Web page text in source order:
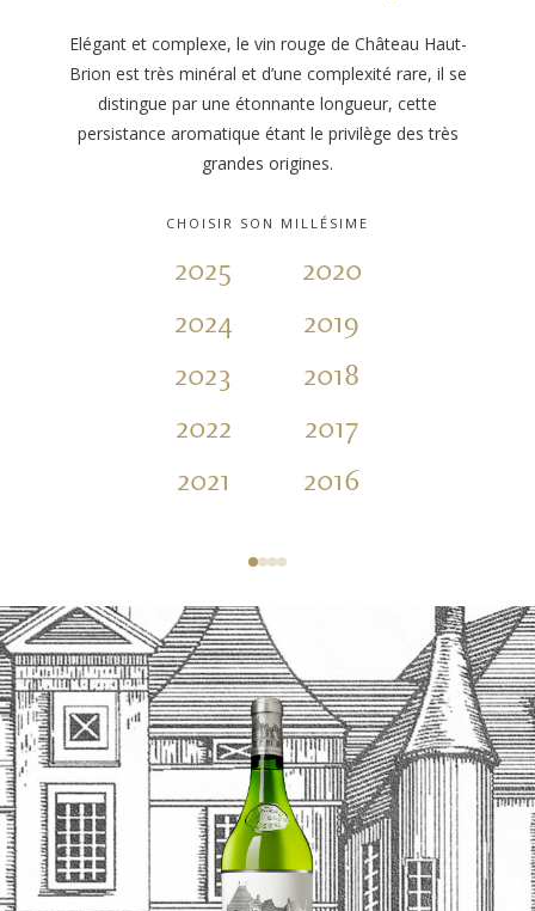
Elégant et complexe, le vin rouge de Château Haut-
Brion est très minéral et d’une complexité rare, il se
distingue par une étonnante longueur, cette
persistance aromatique étant le privilège des très
grandes origines.
CHOISIR SON MILLÉSIME
2025
2024
2023
2022
2021
2020
2019
2018
2017
2016